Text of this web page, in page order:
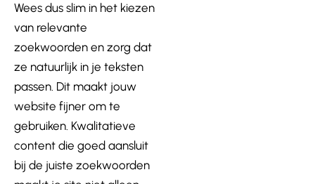
Wees dus slim in het kiezen
van relevante
zoekwoorden en zorg dat
ze natuurlijk in je teksten
passen. Dit maakt jouw
website fijner om te
gebruiken. Kwalitatieve
content die goed aansluit
bij de juiste zoekwoorden